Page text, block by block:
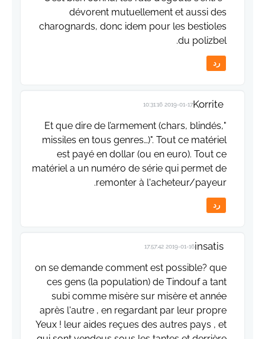
dévorent mutuellement et aussi des
charognards, donc idem pour les bestioles
du polizbel.
رد
Korrite
2019-01-17 10:31:16
"Et que dire de l’armement (chars, blindés,
missiles en tous genres…)". Tout ce matériel
est payé en dollar (ou en euro). Tout ce
matériel a un numéro de série qui permet de
remonter à l'acheteur/payeur.
رد
insatis
2019-01-16 17:57:42
on se demande comment est possible? que
ces gens (la population) de Tindouf a tant
subi comme misère sur misère et année
après l'autre , en regardant par leur propre
Yeux ! leur aides reçues des autres pays , et